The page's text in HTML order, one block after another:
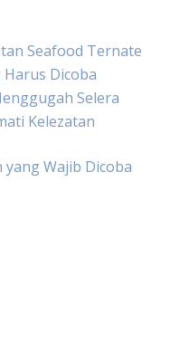
Seafood Ternate
Dicoba
Selera
Kelezatan
Wajib Dicoba